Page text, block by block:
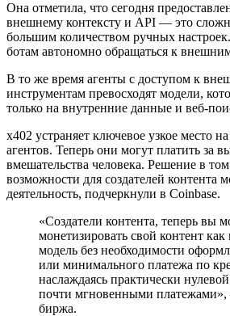
Она отметила, что сегодня
внешнему контексту и API — это
большим количеством ручных
ботам автономно обращаться к
В то же время агенты с доступом к
инструментам превосходят модели,
только на внутренние данные и веб-
x402 устраняет ключевое узкое место
агентов. Теперь они могут платить за
вмешательства человека. Решение в
возможности для создателей контента
деятельность, подчеркнули в Coinbase.
«Создатели контента, теперь вы
монетизировать свой контент
модель без необходимости
или минимального платежа по
наслаждаясь практически
почти мгновенными
биржа.